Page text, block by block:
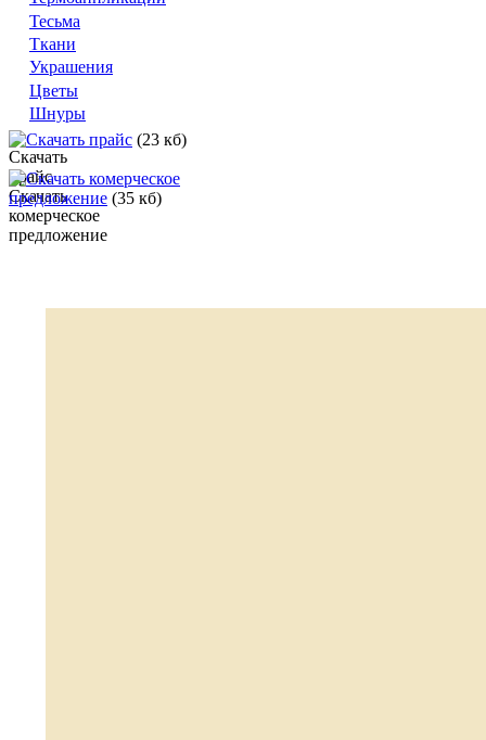
Тесьма
Ткани
Украшения
Цветы
Шнуры
Скачать прайс (23 кб)
Скачать комерческое
предложение (35 кб)